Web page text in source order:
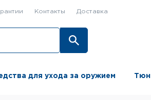
Контакты Доставка
для ухода за оружием